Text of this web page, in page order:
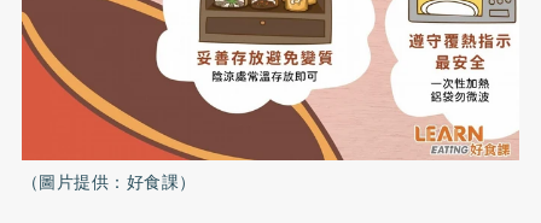
（圖片提供：好食課）